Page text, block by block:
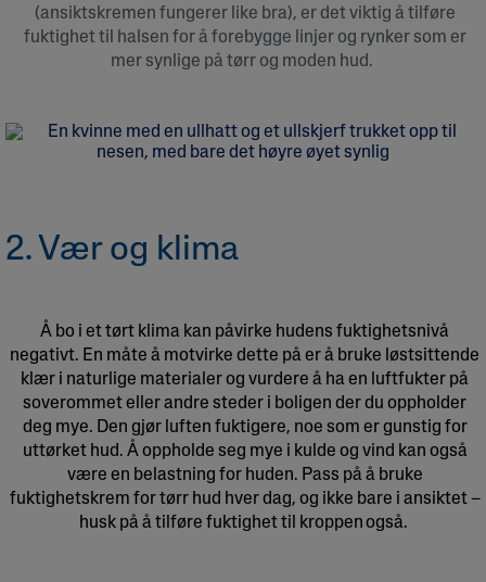
(ansiktskremen fungerer like bra), er det viktig å tilføre
fuktighet til halsen for å forebygge linjer og rynker som er
mer synlige på tørr og moden hud.
2. Vær og klima
Å bo i et tørt klima kan påvirke hudens fuktighetsnivå
negativt. En måte å motvirke dette på er å bruke løstsittende
klær i naturlige materialer og vurdere å ha en luftfukter på
soverommet eller andre steder i boligen der du oppholder
deg mye. Den gjør luften fuktigere, noe som er gunstig for
uttørket hud. Å oppholde seg mye i kulde og vind kan også
være en belastning for huden. Pass på å bruke
fuktighetskrem for tørr hud hver dag, og ikke bare i ansiktet –
husk på åtilføre fuktighet til kroppenogså.